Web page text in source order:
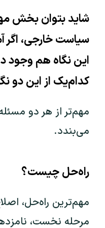
شاید بتوان بخش
سیاست خارجی، اگر
این نگاه هم وجود
کدام‌یک از این دو
مهم‌تر از هر دو
می‌بندد.
راه‌حل چیست؟
مهم‌ترین راه‌حل،
مرحله نخست،